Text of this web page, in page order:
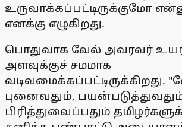
உருவாக்கப்பட்டிருக்குமோ
எனக்கு எழுகிறது.
பொதுவாக வேல் அவரவர்
அளவுக்குச் சமமாக
வடிவமைக்கப்பட்டிருக்கிறது.
புனைவதும்,
பிரித்துவைப்பதும்